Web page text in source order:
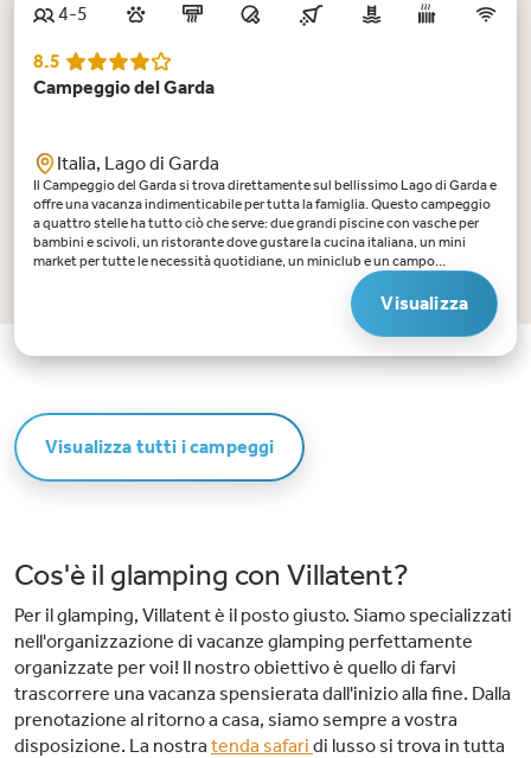
4-5
8.5
Campeggio del Garda
Italia, Lago di Garda
Il Campeggio del Garda si trova direttamente sul bellissimo Lago di Garda e
offre una vacanza indimenticabile per tutta la famiglia. Questo campeggio
a quattro stelle ha tutto ciò che serve: due grandi piscine con vasche per
bambini e scivoli, un ristorante dove gustare la cucina italiana, un mini
market per tutte le necessità quotidiane, un miniclub e un campo
polisportivo. C'è un parco giochi, una sala giochi e, in alta stagione,
un'attiva équipe di animazione. Il team organizza attività quotidiane:
dall'acquagym nelle prime ore del mattino agli spettacoli notturni in stile
italiano. Nei dintorni non ci si annoia di certo. Dal campeggio potete
raggiungere a piedi Peschiera del Garda attraverso la spiaggia e il
Gardaland.Punti di forza del Campeggio del Garda:Divertimento balneare
assicurato: Al Campeggio del Garda troverete due piscine, con due piscine
per bambini. Ci sono diversi scivoli e molto spazio intorno alle piscine con
lettini e ombrelloni per prendere il sole. Un divertimento per grandi e
facilmente Peschiera del Garda, una pittoresca cittadina fortificata sulla
punta meridionale del Lago di Garda. Qui troverete un piccolo porto,
Visualizza
Visualizza tutti i campeggi
Cos'è il glamping con Villatent?
Per il glamping, Villatent è il posto giusto. Siamo specializzati
nell'organizzazione di vacanze glamping perfettamente
organizzate per voi! Il nostro obiettivo è quello di farvi
trascorrere una vacanza spensierata dall'inizio alla fine. Dalla
prenotazione al ritorno a casa, siamo sempre a vostra
disposizione. La nostra tenda safari di lusso si trova in tutta